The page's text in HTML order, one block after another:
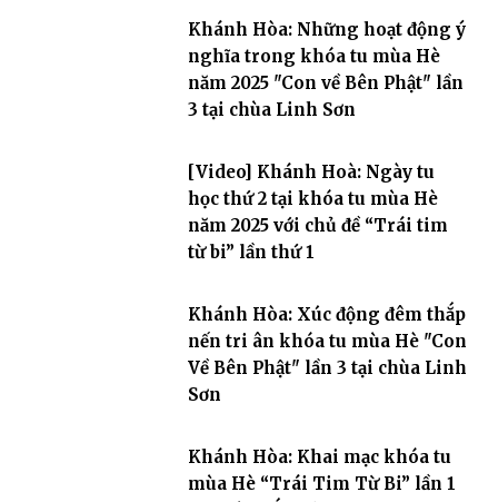
Khánh Hòa: Những hoạt động ý
nghĩa trong khóa tu mùa Hè
năm 2025 "Con về Bên Phật" lần
3 tại chùa Linh Sơn
[Video] Khánh Hoà: Ngày tu
học thứ 2 tại khóa tu mùa Hè
năm 2025 với chủ đề “Trái tim
từ bi” lần thứ 1
Khánh Hòa: Xúc động đêm thắp
nến tri ân khóa tu mùa Hè "Con
Về Bên Phật" lần 3 tại chùa Linh
Sơn
Khánh Hòa: Khai mạc khóa tu
mùa Hè “Trái Tim Từ Bi” lần 1